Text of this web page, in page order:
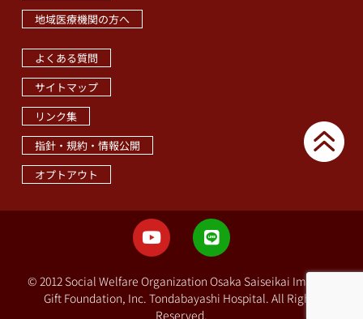
地域医療機関の方へ
よくある質問
サイトマップ
リンク集
指針・規約・情報公開
オプトアウト
© 2012 Social Welfare Organization Osaka Saiseikai Imperial
Gift Foundation, Inc. Tondabayashi Hospital. All Rights
Reserved.